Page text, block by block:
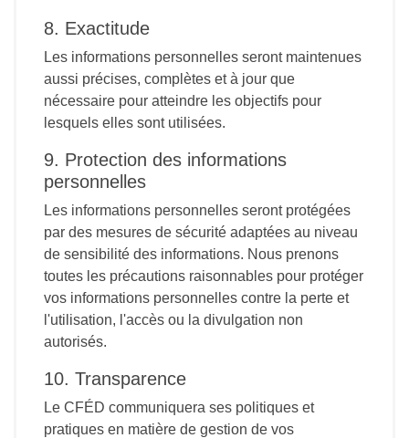
8. Exactitude
Les informations personnelles seront maintenues
aussi précises, complètes et à jour que
nécessaire pour atteindre les objectifs pour
lesquels elles sont utilisées.
9. Protection des informations
personnelles
Les informations personnelles seront protégées
par des mesures de sécurité adaptées au niveau
de sensibilité des informations. Nous prenons
toutes les précautions raisonnables pour protéger
vos informations personnelles contre la perte et
l'utilisation, l'accès ou la divulgation non
autorisés.
10. Transparence
Le CFÉD communiquera ses politiques et
pratiques en matière de gestion de vos